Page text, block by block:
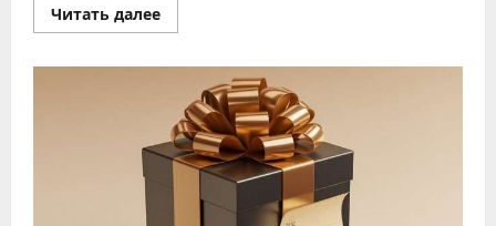
Читать далееПрочитать
больше
кладбище
когда
можно
и
когда
не
стоит
этого
делать